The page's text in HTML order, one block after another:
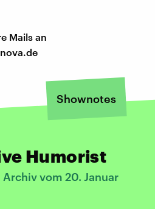
Mails an
Shownotes
Humorist
vom 20. Januar